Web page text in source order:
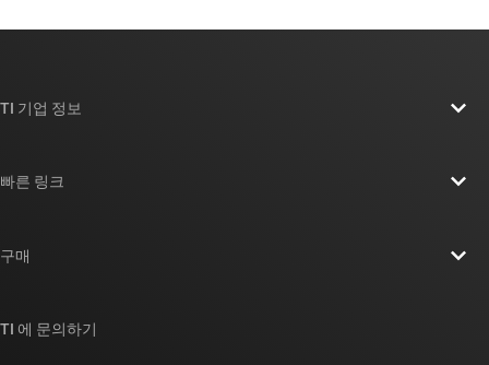
TI 기업 정보
빠른 링크
대체품 검색
구매
TI 에 문의하기